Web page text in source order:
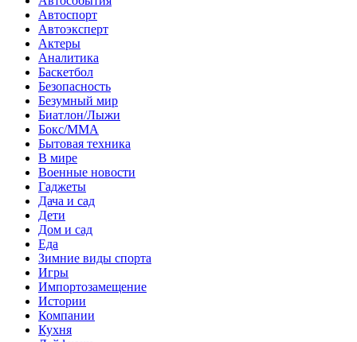
Автоспорт
Автоэксперт
Актеры
Аналитика
Баскетбол
Безопасность
Безумный мир
Биатлон/Лыжи
Бокс/MMA
Бытовая техника
В мире
Военные новости
Гаджеты
Дача и сад
Дети
Дом и сад
Еда
Зимние виды спорта
Игры
Импортозамещение
Истории
Компании
Кухня